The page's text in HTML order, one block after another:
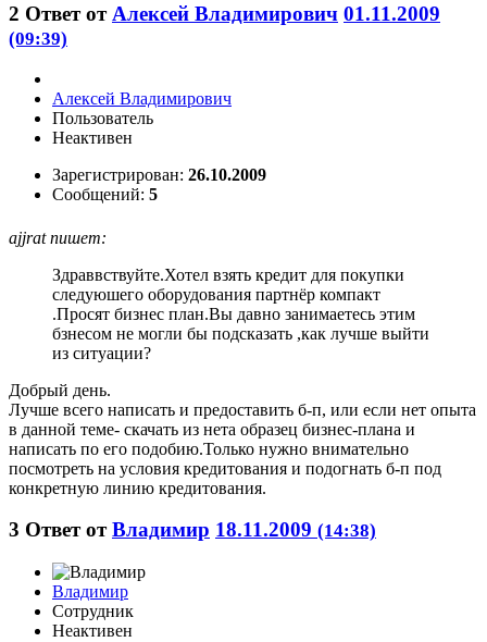
2 Ответ от Алексей Владимирович 01.11.2009
(09:39)
Алексей Владимирович
Пользователь
Неактивен
Зарегистрирован: 26.10.2009
Сообщений: 5
ajjrat пишет:
Здраввствуйте.Хотел взять кредит для покупки
следуюшего оборудования партнёр компакт
.Просят бизнес план.Вы давно занимаетесь этим
бзнесом не могли бы подсказать ,как лучше выйти
из ситуации?
Добрый день.
Лучше всего написать и предоставить б-п, или если нет опыта
в данной теме- скачать из нета образец бизнес-плана и
написать по его подобию.Только нужно внимательно
посмотреть на условия кредитования и подогнать б-п под
конкретную линию кредитования.
3 Ответ отВладимир 18.11.2009 (14:38)
Владимир
Сотрудник
Неактивен